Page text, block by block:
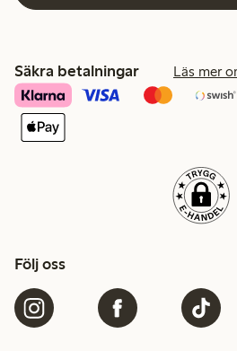
Säkra betalningar Läs mer
Följ oss